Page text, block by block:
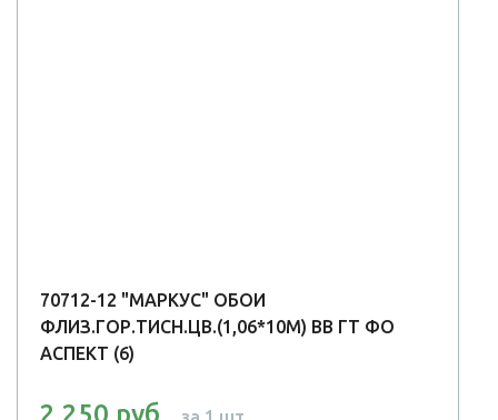
70712-12 "МАРКУС" ОБОИ
ФЛИЗ.ГОР.ТИСН.ЦВ.(1,06*10М) ВВ ГТ ФО
АСПЕКТ (6)